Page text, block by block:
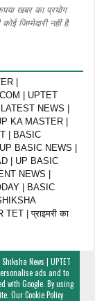
खबर का प्रयोग
जिम्मेदारी नहीं है.
|
| UPTET
NEWS |
KA MASTER |
| BASIC
BASIC NEWS |
| UP BASIC
NEWS |
| BASIC
| प्राइमरी का
News | UPTET
ads and to
with Google. By using
OurCookie Policy